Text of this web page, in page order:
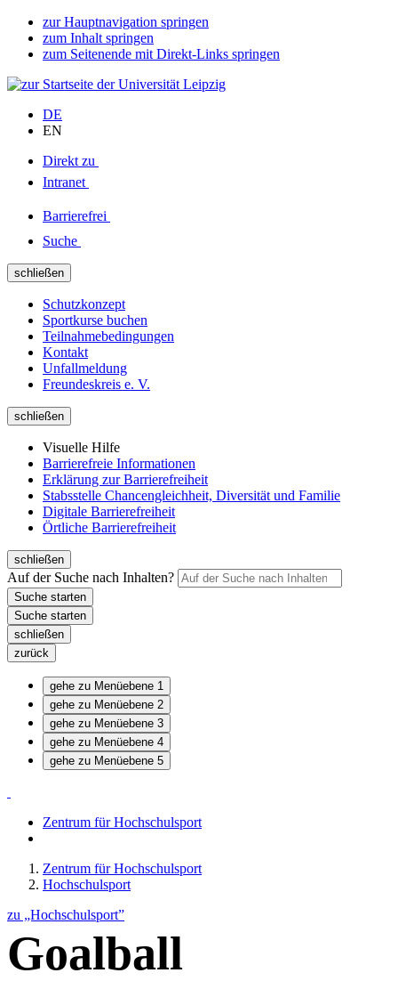
zur Hauptnavigation springen
zum Inhalt springen
zum Seitenende mit Direkt-Links springen
DE
EN
Direkt zu
Intranet
Barrierefrei
Suche
schließen
Schutzkonzept
Sportkurse buchen
Teilnahmebedingungen
Kontakt
Unfallmeldung
Freundeskreis e. V.
schließen
Visuelle Hilfe
Barrierefreie Informationen
Erklärung zur Barrierefreiheit
Stabsstelle Chancengleichheit, Diversität und Familie
Digitale Barrierefreiheit
Örtliche Barrierefreiheit
schließen
Auf der Suche nach Inhalten?
schließen
zurück
gehe zu Menüebene 1
gehe zu Menüebene 2
gehe zu Menüebene 3
gehe zu Menüebene 4
gehe zu Menüebene 5
Zentrum für Hochschulsport
Zentrum für Hochschulsport
Hochschulsport
zu „Hochschulsport”
Goalball